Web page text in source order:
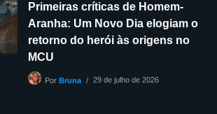
Primeiras críticas de Homem-
Aranha: Um Novo Dia elogiam o
retorno do herói às origens no
MCU
Por Bruna 29 de julho de 2026